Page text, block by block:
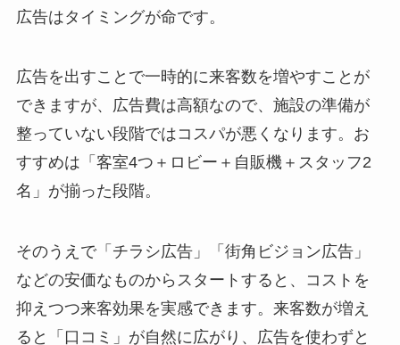
広告はタイミングが命です。
広告を出すことで一時的に来客数を増やすことが
できますが、広告費は高額なので、施設の準備が
整っていない段階ではコスパが悪くなります。お
すすめは「客室4つ＋ロビー＋自販機＋スタッフ2
名」が揃った段階。
そのうえで「チラシ広告」「街角ビジョン広告」
などの安価なものからスタートすると、コストを
抑えつつ来客効果を実感できます。来客数が増え
ると「口コミ」が自然に広がり、広告を使わずと